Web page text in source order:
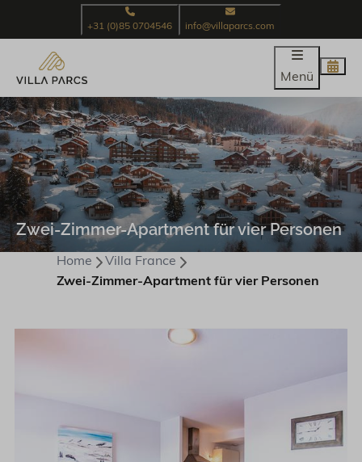
+31 (0)85 0704546 info@villaparcs.com
Menü
Zwei-Zimmer-Apartment für vier Personen
Home
Villa France
Zwei-Zimmer-Apartment für vier Personen